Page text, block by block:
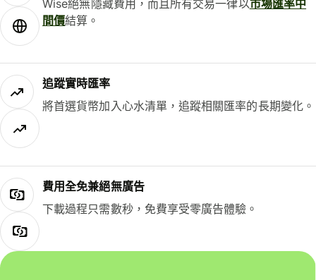
Wise絕無隱藏費用，而且所有交易一律以市場匯率中
間價結算。
追蹤實時匯率
將首選貨幣加入心水清單，追蹤相關匯率的長期變化。
費用全免兼絕無廣告
下載過程只需數秒，免費享受零廣告體驗。